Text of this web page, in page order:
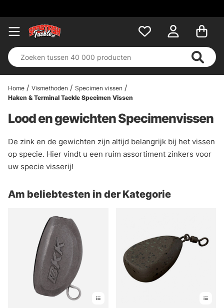
Home Vismethoden
Specimen vissen
Haken & Terminal Tackle Specimen Vissen
Lood en gewichten Specimenvissen
De zink en de gewichten zijn altijd belangrijk bij het vissen
op specie. Hier vindt u een ruim assortiment zinkers voor
uw specie visserij!
Am beliebtesten in der Kategorie